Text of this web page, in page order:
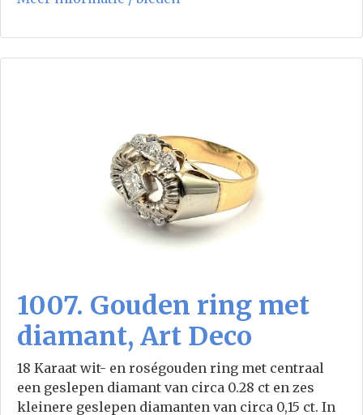
1007. Gouden ring met
diamant, Art Deco
18 Karaat wit- en roségouden ring met centraal
een geslepen diamant van circa 0.28 ct en zes
kleinere geslepen diamanten van circa 0,15 ct. In